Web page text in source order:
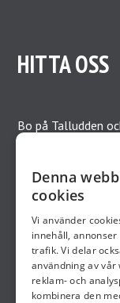
HITTA OSS
Bo på Talludden
restauranger allt
Talludden ligger
flertal
hantverksbutiker
Kalmar centrum,
Denna
cookies
Vi använder
innehåll,
trafik. Vi delar
användning av
reklam- och
kombinera den